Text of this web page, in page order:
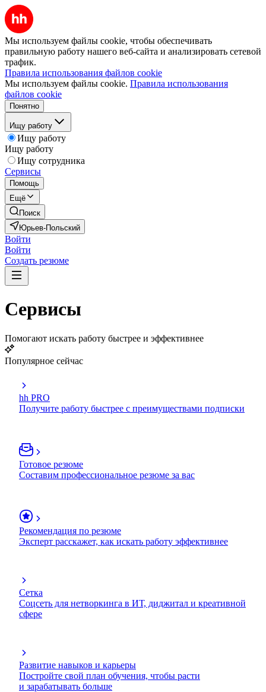
Мы используем файлы cookie, чтобы обеспечивать
правильную работу нашего веб-сайта и анализировать сетевой
трафик.
Правила использования файлов cookie
Мы используем файлы cookie. Правила использования
файлов cookie
Понятно
Ищу работу
Ищу работу
Ищу работу
Ищу сотрудника
Сервисы
Помощь
Ещё
Поиск
Юрьев-Польский
Войти
Войти
Создать резюме
Сервисы
Помогают искать работу быстрее и эффективнее
Популярное сейчас
hh PRO
Получите работу быстрее с преимуществами подписки
Готовое резюме
Составим профессиональное резюме за вас
Рекомендация по резюме
Эксперт расскажет, как искать работу эффективнее
Сетка
Соцсеть для нетворкинга в ИТ, диджитал и креативной
сфере
Развитие навыков и карьеры
Постройте свой план обучения, чтобы расти
и зарабатывать больше